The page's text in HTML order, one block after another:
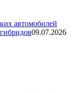
автомобилей
09.07.2026